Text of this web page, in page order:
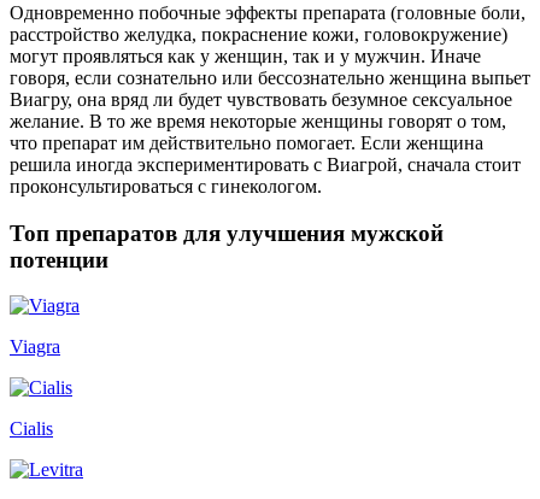
Одновременно побочные эффекты препарата (головные боли,
расстройство желудка, покраснение кожи, головокружение)
могут проявляться как у женщин, так и у мужчин. Иначе
говоря, если сознательно или бессознательно женщина выпьет
Виагру, она вряд ли будет чувствовать безумное сексуальное
желание. В то же время некоторые женщины говорят о том,
что препарат им действительно помогает. Если женщина
решила иногда экспериментировать с Виагрой, сначала стоит
проконсультироваться с гинекологом.
Топ препаратов для улучшения мужской
потенции
Viagra
Cialis